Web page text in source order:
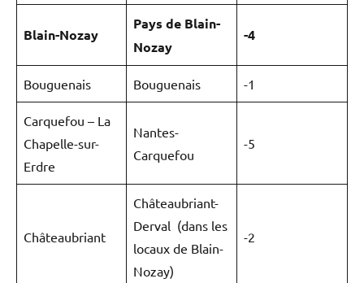
Blain-Nozay
Pays de Blain-
Nozay
-4
Bouguenais Bouguenais -1
Carquefou – La
Chapelle-sur-
Erdre
Nantes-
Carquefou
-5
Châteaubriant
Châteaubriant-
Derval (dans les
locaux de Blain-
Nozay)
-2